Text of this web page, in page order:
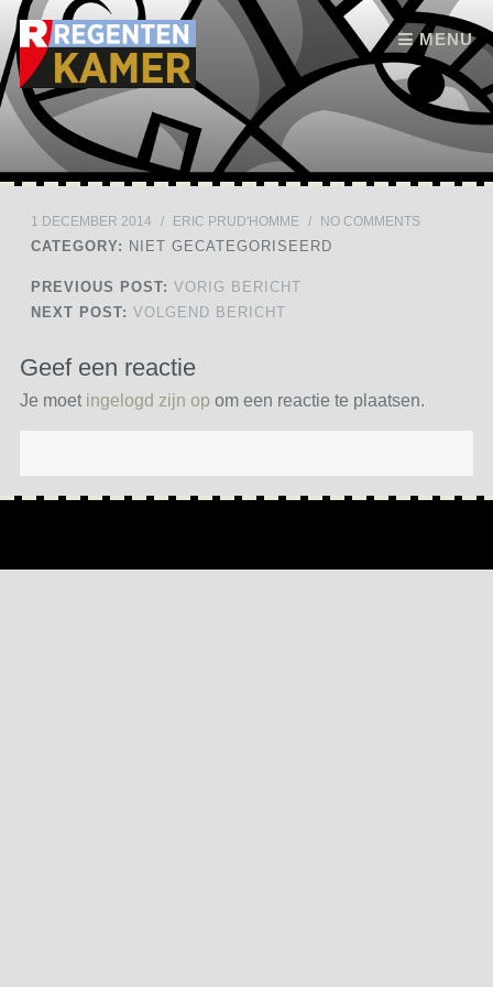
MENU
Skip to content
1 DECEMBER 2014 / ERIC PRUD'HOMME / NO COMMENTS
CATEGORY: NIET GECATEGORISEERD
PREVIOUS POST: VORIG BERICHT
NEXT POST: VOLGEND BERICHT
Geef een reactie
Je moet ingelogd zijn op om een reactie te plaatsen.